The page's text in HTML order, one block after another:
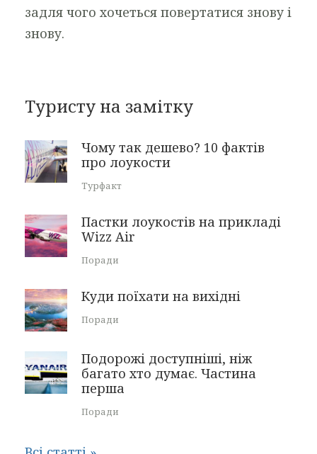
задля чого хочеться повертатися знову і
знову.
Туристу на замітку
Чому так дешево? 10 фактів
про лоукости
Турфакт
Пастки лоукостів на прикладі
Wizz Air
Поради
Куди поїхати на вихідні
Поради
Подорожі доступніші, ніж
багато хто думає. Частина
перша
Поради